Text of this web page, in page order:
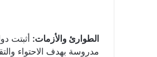
الطوارئ والأزمات: أثبتت
مدروسة بهدف الاحتواء